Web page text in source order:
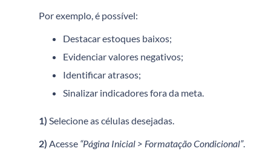
Por exemplo, é possível:
Destacar estoques baixos;
Evidenciar valores negativos;
Identificar atrasos;
Sinalizar indicadores fora da meta.
1) Selecione as células desejadas.
2) Acesse “Página Inicial > Formatação Condicional”.